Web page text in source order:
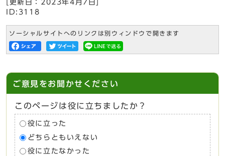
[更新日： 2023年4月7日
ID:3118
ソーシャルサイトへのリンクは別ウィンドウで開きます
ご意見をお聞かせください
このページは役に立ちましたか？
役に立った
どちらともいえない
役に立たなかった